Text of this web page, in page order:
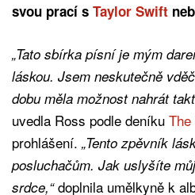
svou prací s Taylor Swift
„Tato sbírka písní je mým
láskou. Jsem neskutečně
dobu měla možnost nahrát
uvedla Ross podle deníku
prohlášení. „Tento zpěvník
posluchačům. Jak uslyšíte
srdce,“doplnila umělkyně k